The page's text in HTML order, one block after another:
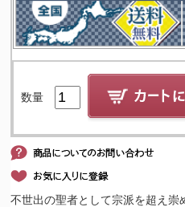
数量
不世出の聖者として宗派を超え